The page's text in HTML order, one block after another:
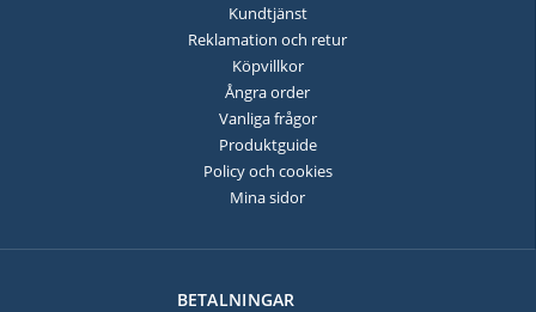
BETALNINGAR
Kundtjänst
Reklamation och retur
Köpvillkor
Ångra order
Vanliga frågor
Produktguide
Policy och cookies
Mina sidor